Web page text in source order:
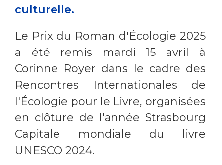
culturelle.
Le Prix du Roman d'Écologie 2025
a été remis mardi 15 avril à
Corinne Royer dans le cadre des
Rencontres Internationales de
l'Écologie pour le Livre, organisées
en clôture de l'année Strasbourg
Capitale mondiale du livre
UNESCO 2024.